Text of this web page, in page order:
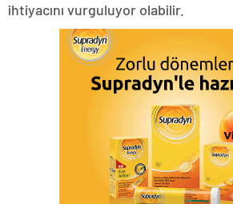
ihtiyacını vurguluyor olabilir.